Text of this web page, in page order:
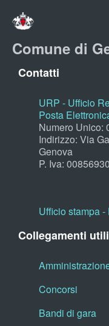
Comune di
Contatti
URP - Ufficio
Posta
Numero Unico:
Indirizzo: Via
Genova
P. Iva:
Ufficio stampa
Collegamenti utili
Concorsi
Bandi di gara